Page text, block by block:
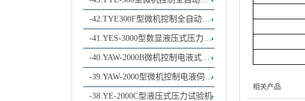
加荷压力试验机
-42.TYE300F型微机控制全自动恒
加荷水泥抗折抗压一体机
-41.YES-3000型数显液压式压力试
验机（电动丝杠）
-40.YAW-2000B微机控制电液式压
力试验机
-39.YAW-2000型微机控制电液伺服
压力试验机
-38.YE-2000C型液压式压力试验机
相关产品